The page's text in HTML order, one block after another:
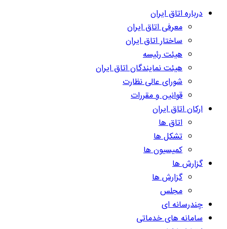
درباره اتاق ایران
معرفی اتاق ایران
ساختار اتاق ایران
هیئت رئیسه
هیئت نمایندگان اتاق ایران
شورای عالی نظارت
قوانین و مقررات
ارکان اتاق ایران
اتاق ها
تشکل ها
کمیسیون ها
گزارش ها
گزارش ها
مجلس
چندرسانه ای
سامانه های خدماتی